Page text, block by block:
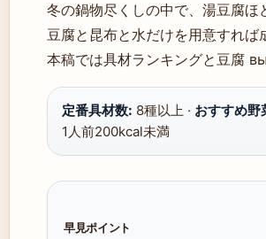
冬の鍋物尽くしの中で、湯豆腐
豆腐と昆布と水だけを用意すれ
本稿では具材ランキングと豆腐
定番具材数: 8種以上 · おすすめ野
1人前200kcal未満
早見ポイント